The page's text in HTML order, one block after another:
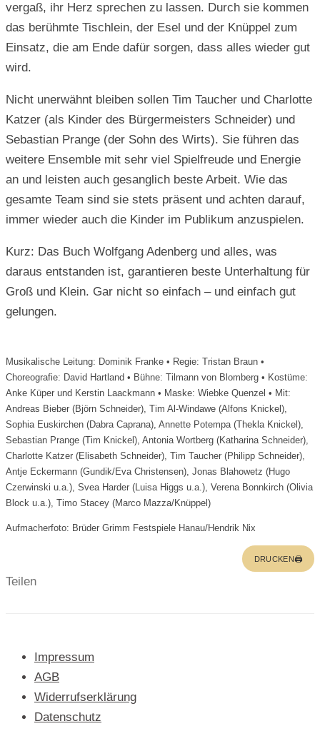
vergaß, ihr Herz sprechen zu lassen. Durch sie kommen
das berühmte Tischlein, der Esel und der Knüppel zum
Einsatz, die am Ende dafür sorgen, dass alles wieder gut
wird.
Nicht unerwähnt bleiben sollen Tim Taucher und Charlotte
Katzer (als Kinder des Bürgermeisters Schneider) und
Sebastian Prange (der Sohn des Wirts). Sie führen das
weitere Ensemble mit sehr viel Spielfreude und Energie
an und leisten auch gesanglich beste Arbeit. Wie das
gesamte Team sind sie stets präsent und achten darauf,
immer wieder auch die Kinder im Publikum anzuspielen.
Kurz: Das Buch Wolfgang Adenberg und alles, was
daraus entstanden ist, garantieren beste Unterhaltung für
Groß und Klein. Gar nicht so einfach – und einfach gut
gelungen.
Musikalische Leitung: Dominik Franke • Regie: Tristan Braun •
Choreografie: David Hartland • Bühne: Tilmann von Blomberg • Kostüme:
Anke Küper und Kerstin Laackmann • Maske: Wiebke Quenzel • Mit:
Andreas Bieber (Björn Schneider), Tim Al-Windawe (Alfons Knickel),
Sophia Euskirchen (Dabra Caprana), Annette Potempa (Thekla Knickel),
Sebastian Prange (Tim Knickel), Antonia Wortberg (Katharina Schneider),
Charlotte Katzer (Elisabeth Schneider), Tim Taucher (Philipp Schneider),
Antje Eckermann (Gundik/Eva Christensen), Jonas Blahowetz (Hugo
Czerwinski u.a.), Svea Harder (Luisa Higgs u.a.), Verena Bonnkirch (Olivia
Block u.a.), Timo Stacey (Marco Mazza/Knüppel)
Aufmacherfoto: Brüder Grimm Festspiele Hanau/Hendrik Nix
DRUCKEN🖨
Teilen
Impressum
AGB
Widerrufserklärung
Datenschutz